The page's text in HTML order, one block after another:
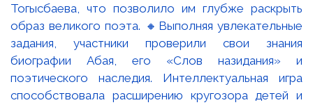
Тогысбаева, что позволило им глубже раскрыть
образ великого поэта. 🔸Выполняя увлекательные
задания, участники проверили свои знания
биографии Абая, его «Слов назидания» и
поэтического наследия. Интеллектуальная игра
способствовала расширению кругозора детей и